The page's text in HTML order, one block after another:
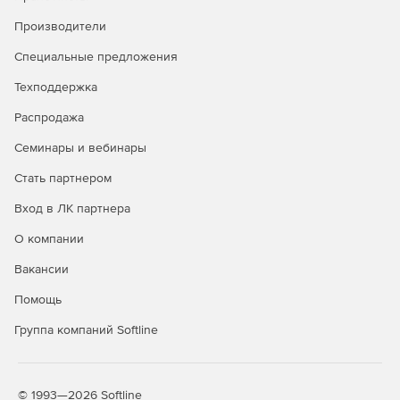
каналов).
подключаемых мониторов – 2 шт. Операционная
Производители
Специальные предложения
Техподдержка
Распродажа
Семинары и вебинары
Стать партнером
Вход в ЛК партнера
О компании
Вакансии
Помощь
Группа компаний Softline
© 1993—2026 Softline